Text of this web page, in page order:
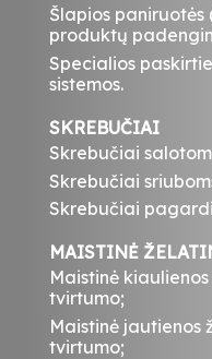
Šlapios
produktų
Specialios
sistemos.
SKREBUČIAI
Skrebučiai
Skrebučiai
Skrebučiai
MAISTINĖ
Maistinė
tvirtumo;
Maistinė jautienos
tvirtumo;